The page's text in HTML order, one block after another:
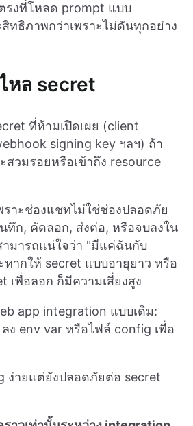
รงที่โหลด prompt แบบ
ทธิภาพกว่าเพราะไม่ดันทุกอย่าง
หล secret
ที่ห้ามเปิดเผย (client
signing key ฯลฯ) ถ้า
วมรอยหรือเข้าถึง resource
ราะช่องแชทไม่ใช่ช่องปลอดภัย
ทึก, คัดลอก, ส่งต่อ, หรือจบลงใน
มารถแน่ใจว่า "มีแค่ฉันกับ
หากให้ secret แบบอายุยาว หรือ
เพื่อลอก ก็มีความเสี่ยงสูง
app integration แบบเดิม:
ง env var หรือไฟล์ config เพื่อ
ง่ายแต่ยังปลอดภัยต่อ secret